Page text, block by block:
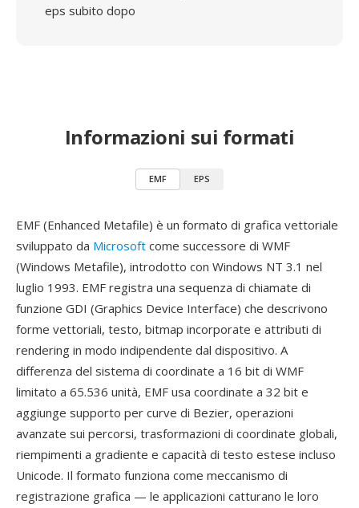
eps subito dopo
Informazioni sui formati
EMF EPS
EMF (Enhanced Metafile) è un formato di grafica vettoriale
sviluppato da Microsoft come successore di WMF
(Windows Metafile), introdotto con Windows NT 3.1 nel
luglio 1993. EMF registra una sequenza di chiamate di
funzione GDI (Graphics Device Interface) che descrivono
forme vettoriali, testo, bitmap incorporate e attributi di
rendering in modo indipendente dal dispositivo. A
differenza del sistema di coordinate a 16 bit di WMF
limitato a 65.536 unità, EMF usa coordinate a 32 bit e
aggiunge supporto per curve di Bezier, operazioni
avanzate sui percorsi, trasformazioni di coordinate globali,
riempimenti a gradiente e capacità di testo estese incluso
Unicode. Il formato funziona come meccanismo di
registrazione grafica — le applicazioni catturano le loro